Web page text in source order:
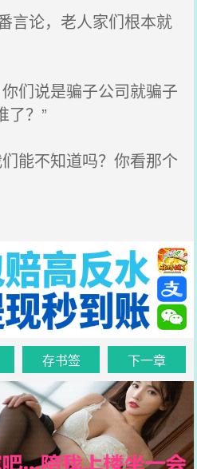
言论，老人家们根本就
们说是骗子公司就骗子
了？”
能不知道吗？你看那个
存书签 下一章